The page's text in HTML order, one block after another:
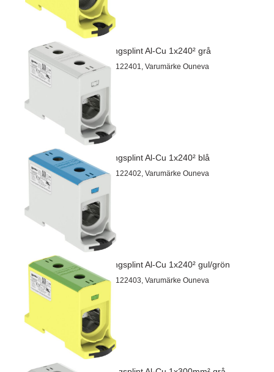
Kopplingsplint Al-Cu 1x240² grå
Artnr 26122401, Varumärke Ouneva
Kopplingsplint Al-Cu 1x240² blå
Artnr 26122402, Varumärke Ouneva
Kopplingsplint Al-Cu 1x240² gul/grön
Artnr 26122403, Varumärke Ouneva